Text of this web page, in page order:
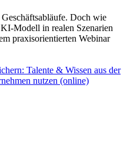
Doch wie
Modell in realen Szenarien
praxisorientierten Webinar
Talente & Wissen aus der
nutzen (online)